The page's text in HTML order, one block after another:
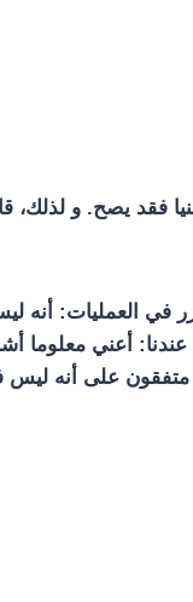
فقد يصح. و
في العمليات: أنه
أعني
متفقون على أنه